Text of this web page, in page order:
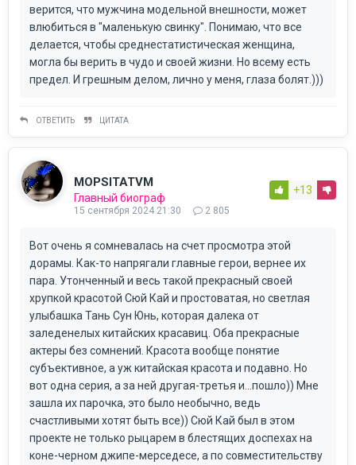
верится, что мужчина модельной внешности, может
влюбиться в "маленькую свинку". Понимаю, что все
делается, чтобы среднестатистическая женщина,
могла бы верить в чудо и своей жизни. Но всему есть
предел. И грешным делом, лично у меня, глаза болят.)))
ОТВЕТИТЬ ЦИТАТА
MOPSITATVM
Главный биограф
15 сентября 2024 21:30 2 805
+13
Вот очень я сомневалась на счет просмотра этой
дорамы. Как-то напрягали главные герои, вернее их
пара. Утонченный и весь такой прекрасный своей
хрупкой красотой Сюй Кай и простоватая, но светлая
улыбашка Тань Сун Юнь, которая далека от
заледенелых китайских красавиц. Оба прекрасные
актеры без сомнений. Красота вообще понятие
субъективное, а уж китайская красота и подавно. Но
вот одна серия, а за ней другая-третья и...пошло)) Мне
зашла их парочка, это было необычно, ведь
счастливыми хотят быть все)) Сюй Кай был в этом
проекте не только рыцарем в блестящих доспехах на
коне-черном джипе-мерседесе, а по совместительству